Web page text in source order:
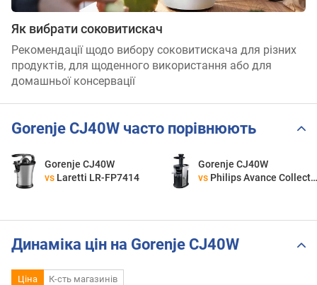
Як вибрати соковитискач
Рекомендації щодо вибору соковитискача для різних
продуктів, для щоденного використання або для
домашньої консервації
Gorenje CJ40W часто порівнюють
Gorenje CJ40W
vs Laretti LR-FP7414
Gorenje CJ40W
vs Philips Avance Collection HR 1880
Динаміка цін на Gorenje CJ40W
Ціна К-сть магазинів